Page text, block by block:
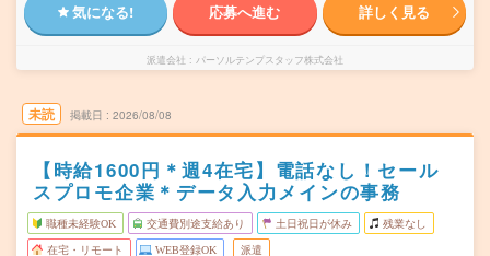
気になる! 応募へ進む 詳しく見る
派遣会社 パーソルテンプスタッフ株式会社
未読 掲載日 2026/08/08
【時給1600円＊週4在宅】電話なし！セール
スプロモ企業＊データ入力メインの事務
職種未経験OK 交通費別途支給あり 土日祝日が休み 残業なし
在宅・リモート WEB登録OK 派遣